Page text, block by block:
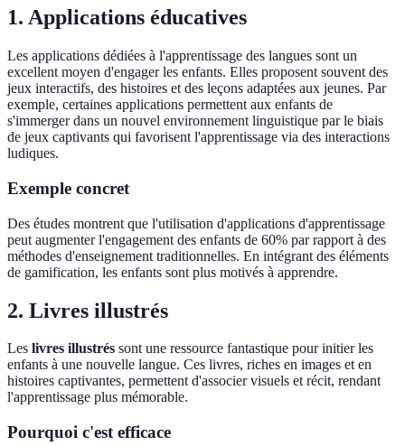
1. Applications éducatives
Les applications dédiées à l'apprentissage des langues sont un
excellent moyen d'engager les enfants. Elles proposent souvent des
jeux interactifs, des histoires et des leçons adaptées aux jeunes. Par
exemple, certaines applications permettent aux enfants de
s'immerger dans un nouvel environnement linguistique par le biais
de jeux captivants qui favorisent l'apprentissage via des interactions
ludiques.
Exemple concret
Des études montrent que l'utilisation d'applications d'apprentissage
peut augmenter l'engagement des enfants de 60% par rapport à des
méthodes d'enseignement traditionnelles. En intégrant des éléments
de gamification, les enfants sont plus motivés à apprendre.
2. Livres illustrés
Les livres illustrés sont une ressource fantastique pour initier les
enfants à une nouvelle langue. Ces livres, riches en images et en
histoires captivantes, permettent d'associer visuels et récit, rendant
l'apprentissage plus mémorable.
Pourquoi c'est efficace